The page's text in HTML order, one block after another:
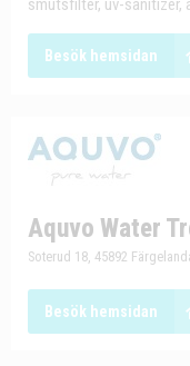
smutsfilter, uv-sanitizer,
Besök hemsidan
Aquvo Water
Soterud 18, 45892
Besök hemsidan